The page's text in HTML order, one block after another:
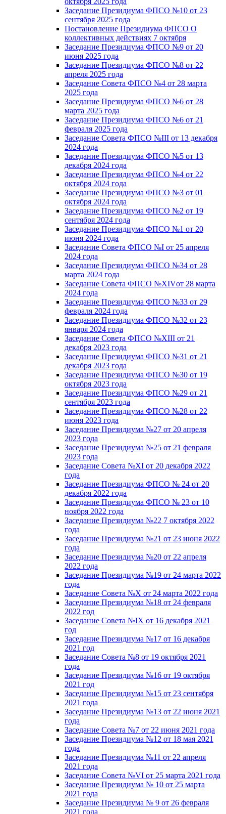
Заседание Президиума ФПСО №10 от 23
сентября 2025 года
Постановление Президиума ФПСО О
коллективных действиях 7 октября
Заседание Президиума ФПСО №9 от 20
июня 2025 года
Заседание Президиума ФПСО №8 от 22
апреля 2025 года
Заседание Совета ФПСО №4 от 28 марта
2025 года
Заседание Президиума ФПСО №6 от 28
марта 2025 года
Заседание Президиума ФПСО №6 от 21
февраля 2025 года
Заседание Совета ФПСО №III от 13 декабря
2024 года
Заседание Президиума ФПСО №5 от 13
декабря 2024 года
Заседание Президиума ФПСО №4 от 22
октября 2024 года
Заседание Президиума ФПСО №3 от 01
октября 2024 года
Заседание Президиума ФПСО №2 от 19
сентября 2024 года
Заседание Президиума ФПСО №1 от 20
июня 2024 года
Заседание Совета ФПСО №I от 25 апреля
2024 года
Заседание Президиума ФПСО №34 от 28
марта 2024 года
Заседание Совета ФПСО №XIVот 28 марта
2024 года
Заседание Президиума ФПСО №33 от 29
февраля 2024 года
Заседание Президиума ФПСО №32 от 23
января 2024 года
Заседание Совета ФПСО №XIII от 21
декабря 2023 года
Заседание Президиума ФПСО №31 от 21
декабря 2023 года
Заседание Президиума ФПСО №30 от 19
октября 2023 года
Заседание Президиума ФПСО №29 от 21
сентября 2023 года
Заседание Президиума ФПСО №28 от 22
июня 2023 года
Заседание Президиума №27 от 20 апреля
2023 года
Заседание Президиума №25 от 21 февраля
2023 года
Заседание Совета №XI от 20 декабря 2022
года
Заседание Президиума ФПСО № 24 от 20
декабря 2022 года
Заседание Президиума ФПСО № 23 от 10
ноября 2022 года
Заседание Президиума №22 7 октября 2022
года
Заседание Президиума №21 от 23 июня 2022
года
Заседание Президиума №20 от 22 апреля
2022 года
Заседание Президиума №19 от 24 марта 2022
года
Заседание Совета №X от 24 марта 2022 года
Заседание Президиума №18 от 24 февраля
2022 год
Заседание Совета №IX от 16 декабря 2021
год
Заседание Президиума №17 от 16 декабря
2021 год
Заседание Совета №8 от 19 октября 2021
года
Заседание Президиума №16 от 19 октября
2021 год
Заседание Президиума №15 от 23 сентября
2021 года
Заседание Президиума №13 от 22 июня 2021
года
Заседание Совета №7 от 22 июня 2021 года
Заседание Президиума №12 от 18 мая 2021
года
Заседание Президиума №11 от 22 апреля
2021 года
Заседание Совета №VI от 25 марта 2021 года
Заседание Президиума № 10 от 25 марта
2021 года
Заседание Президиума № 9 от 26 февраля
2021 года